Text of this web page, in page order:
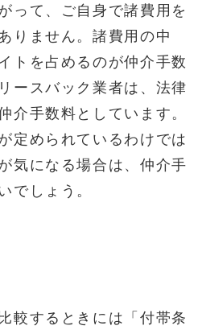
って、ご自身で諸費用を
りません。諸費用の中
トを占めるのが仲介手数
ースバック業者は、法律
介手数料としています。
定められているわけでは
気になる場合は、仲介手
でしょう。
較するときには「付帯条